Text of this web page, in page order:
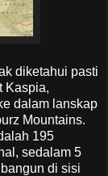
diketahui pasti
Kaspia,
dalam lanskap
Mountains.
195
sedalam 5
di sisi